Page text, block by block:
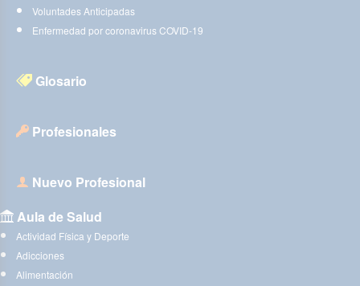
Voluntades Anticipadas
Enfermedad por coronavirus COVID-19
Glosario
Profesionales
Nuevo Profesional
Aula de Salud
Actividad Física y Deporte
Adicciones
Alimentación